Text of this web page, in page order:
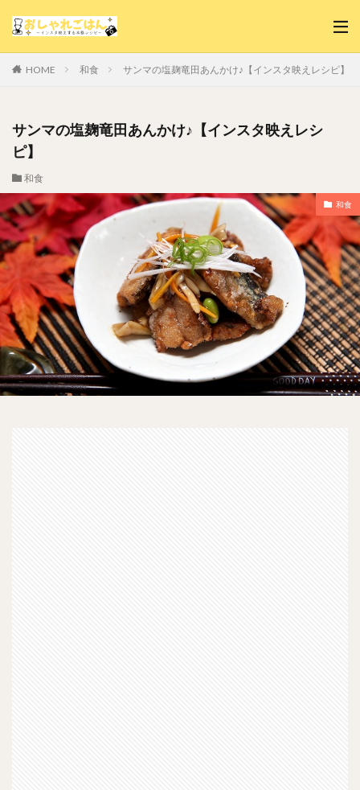
HOME 和食 サンマの塩麹竜田あんかけ♪【インスタ映えレシピ】
サンマの塩麹竜田あんかけ♪【インスタ映えレシ
ピ】
和食
和食